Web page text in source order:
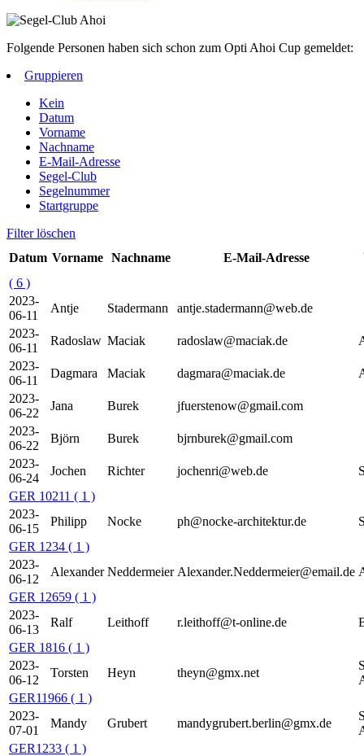
Folgende Personen haben sich schon zum Opti Ahoi Cup gemeldet:
Gruppieren
Kein
Datum
Vorname
Nachname
E-Mail-Adresse
Segel-Club
Segelnummer
Startgruppe
Filter löschen
Datum Vorname Nachname E-Mail-Adresse
( 6 )
2023-
06-11
Antje Stadermann
antje.stadermann@web.de
2023-
06-11
Radoslaw Maciak radoslaw@maciak.de
2023-
06-11
Dagmara Maciak dagmara@maciak.de
2023-
06-22
Jana Burek
jfuerstenow@gmail.com
2023-
06-22
Björn Burek
bjrnburek@gmail.com
2023-
06-24
Jochen Richter jochenri@web.de
GER 10211 ( 1 )
2023-
06-15
Philipp Nocke ph@nocke-architektur.de
GER 1234 ( 1 )
2023-
06-12
Alexander Neddermeier Alexander.Neddermeier@email.de
GER 12659 ( 1 )
2023-
06-13
Ralf Leithoff r.leithoff@t-online.de
GER 1816 ( 1 )
2023-
06-12
Torsten Heyn theyn@gmx.net
GER11966 ( 1 )
2023-
07-01
Mandy Grubert mandygrubert.berlin@gmx.de
GER1233 ( 1 )